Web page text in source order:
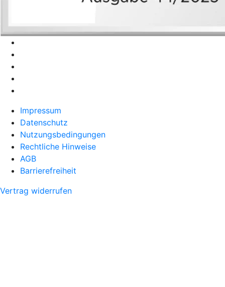
Impressum
Datenschutz
Nutzungsbedingungen
Rechtliche Hinweise
AGB
Barrierefreiheit
Vertrag widerrufen